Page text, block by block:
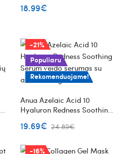
18.99€
-21%
Populiaru
Rekomenduojame!
Anua Azelaic Acid 10
Hyaluron Redness Soothing
azelaino rūgštimi
19.69€ 24.89€
-16%